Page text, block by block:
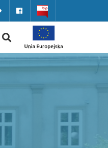
Zmień
wersję
kontrastową
Facebook
WYSZUKIWANIE